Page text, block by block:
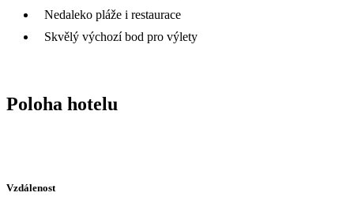
Nedaleko pláže i restaurace
Skvělý výchozí bod pro výlety
Poloha hotelu
Vzdálenost